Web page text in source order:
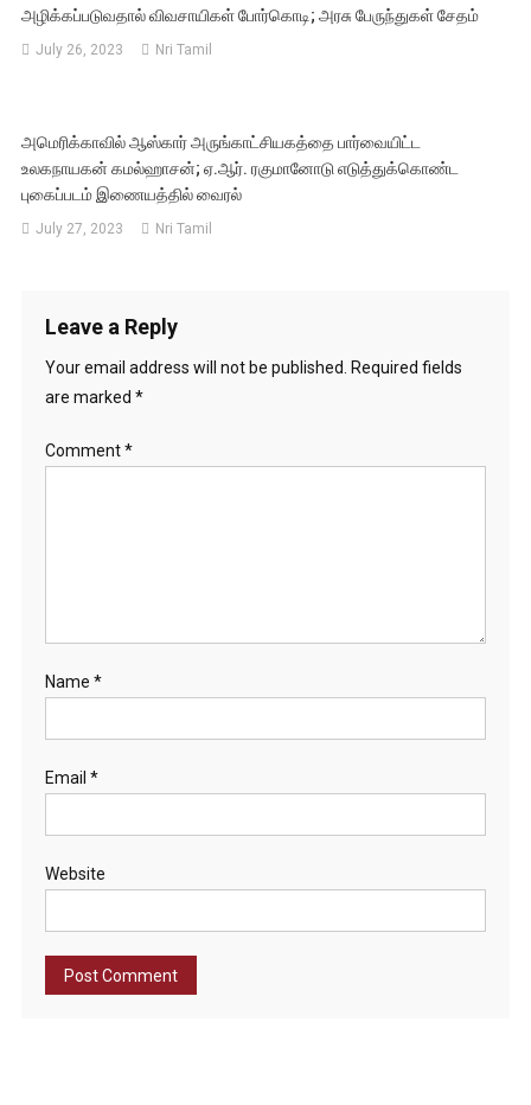
அழிக்கப்படுவதால் விவசாயிகள் போர்கொடி; அரசு பேருந்துகள் சேதம்
July 26, 2023 Nri Tamil
அமெரிக்காவில் ஆஸ்கார் அருங்காட்சியகத்தை பார்வையிட்ட
உலகநாயகன் கமல்ஹாசன்; ஏ.ஆர். ரகுமானோடு எடுத்துக்கொண்ட
புகைப்படம் இணையத்தில் வைரல்
July 27, 2023 Nri Tamil
Leave a Reply
Your email address will not be published.
Required fields
are marked *
Comment*
Name *
Email *
Website